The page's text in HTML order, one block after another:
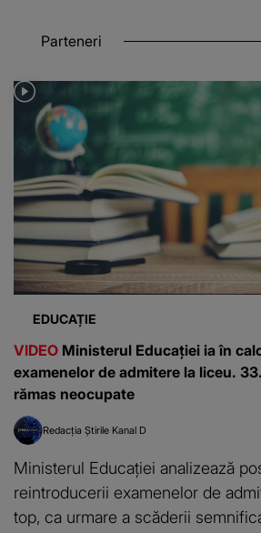
Parteneri
EDUCAȚIE
VIDEO Ministerul Educației ia în
examenelor de admitere la liceu.
rămas neocupate
Redacția Știrile Kanal D
Ministerul Educației analizează
reintroducerii examenelor de
top, ca urmare a scăderii